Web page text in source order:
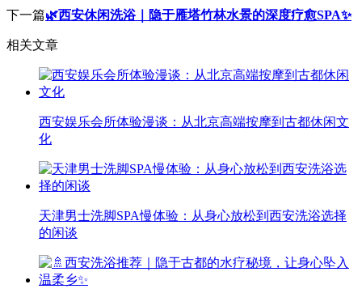
下一篇🌿西安休闲洗浴｜隐于雁塔竹林水景的深度疗愈SPA✨
相关文章
西安娱乐会所体验漫谈：从北京高端按摩到古都休闲文
化
天津男士洗脚SPA慢体验：从身心放松到西安洗浴选择
的闲谈